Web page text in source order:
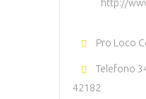
http://
Pro Loco
Telefono
42182